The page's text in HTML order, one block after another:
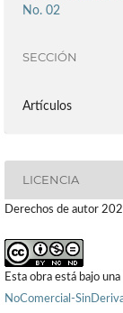
No. 02
SECCIÓN
Artículos
LICENCIA
Derechos de autor
Esta obra está bajo
NoComercial-